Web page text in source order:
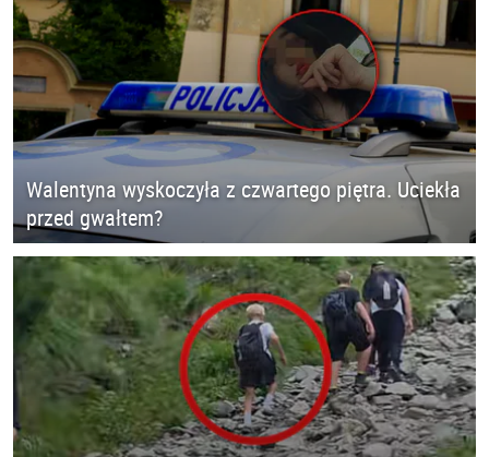
Walentyna wyskoczyła z czwartego piętra. Uciekła
przed gwałtem?